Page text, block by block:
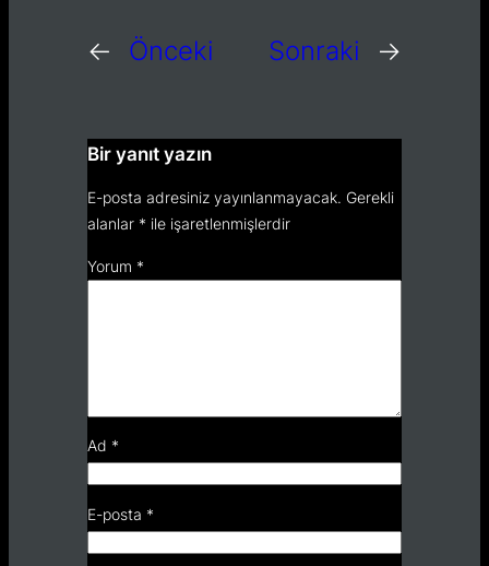
← Önceki Sonraki →
Bir yanıt yazın
E-posta adresiniz yayınlanmayacak. Gerekli
alanlar * ile işaretlenmişlerdir
Yorum *
Ad *
E-posta *